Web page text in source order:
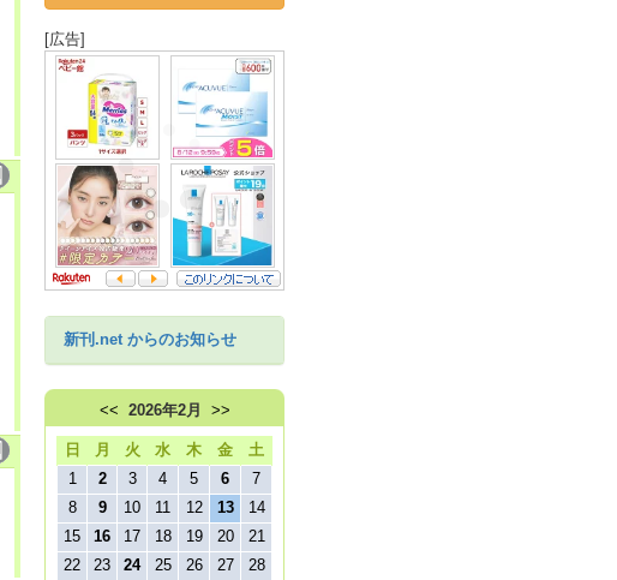
[広告]
新刊.net からのお知らせ
<< 2026年2月 >>
日 月 火 水 木 金
土
1
2 3 4 5 6
7
8
9 10 11 12 13
14
15
16 17 18 19 20
21
22
23 24 25 26 27 28